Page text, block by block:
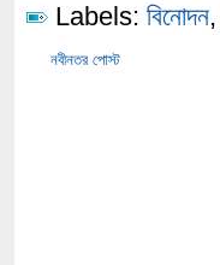
Labels: বিনোদন,
নবীনতর পোস্ট